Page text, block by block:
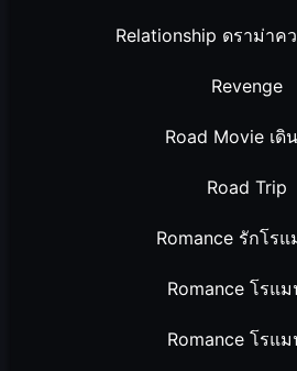
Relationship ดราม่าค
Revenge
Road Movie เดิ
Road Trip
Romance รักโร
Romance โรแ
Romance โรแ